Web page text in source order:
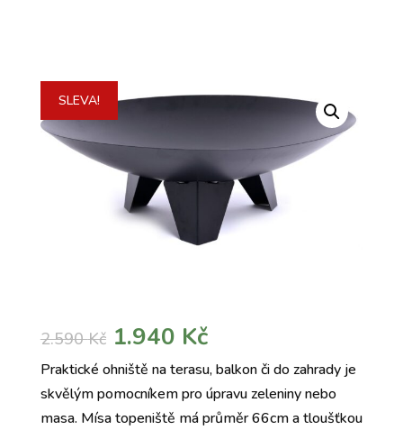
SLEVA!
2.590Kč Původní
cena
byla:
2.590 Kč.
1.940 KčAktuální
cena
je:
1.940 Kč.
Praktické ohniště na terasu, balkon či do zahrady je
skvělým pomocníkem pro úpravu zeleniny nebo
masa. Mísa topeniště má průměr 66cm a tloušťkou